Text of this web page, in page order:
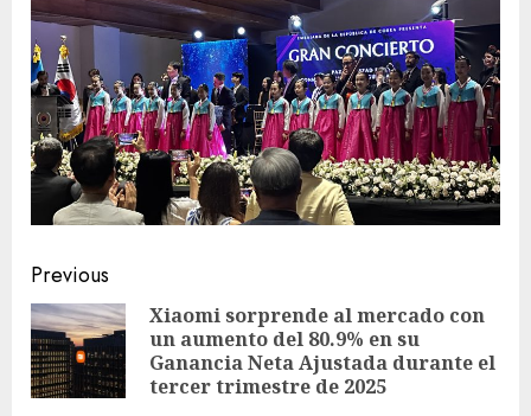
Post
navigation
Previous
Xiaomi sorprende al mercado con
un aumento del 80.9% en su
Ganancia Neta Ajustada durante el
tercer trimestre de 2025